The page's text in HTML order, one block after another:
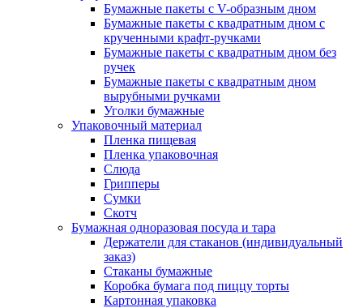
Бумажные пакеты с V-образным дном
Бумажные пакеты с квадратным дном с
крученными крафт-ручками
Бумажные пакеты с квадратным дном без
ручек
Бумажные пакеты с квадратным дном
вырубными ручками
Уголки бумажные
Упаковочный материал
Пленка пищевая
Пленка упаковочная
Слюда
Грипперы
Сумки
Скотч
Бумажная одноразовая посуда и тара
Держатели для стаканов (индивидуальный
заказ)
Стаканы бумажные
Коробка бумага под пиццу торты
Картонная упаковка